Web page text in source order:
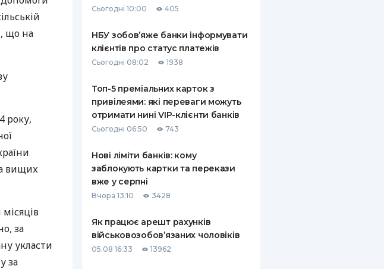
ДЕБЕТОВИХ
СТРАХУВАННЮ
ВСІ СТРАХОВІ ПОЛІСИ
ВІДГУКИ ПРО СТРАХОВІ
КОМПАНІЇ
КОНТАКТИ
що на
року,
вищих
за
укласти
за
Сьогодні 10:00 405
НБУ зобов’яже банки інформувати
клієнтів про статус платежів
Сьогодні 08:02 1938
Топ-5 преміальних карток з
привілеями: які переваги можуть
отримати нині VIP-клієнти банків
Сьогодні 06:50 743
Нові ліміти банків: кому
заблокують картки та перекази
вже у серпні
Вчора 13:10 3428
Як працює арешт рахунків
військовозобов’язаних чоловіків
05.08 16:33 13962